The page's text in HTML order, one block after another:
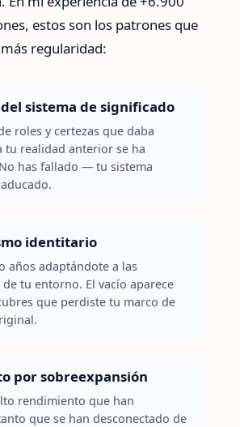
estos son los patrones que
regularidad:
del sistema de significado
roles y certezas que daba
tu realidad anterior se ha
has fallado — tu sistema
identitario
años adaptándote a las
tu entorno. El vacío aparece
que perdiste tu marco de
por sobreexpansión
rendimiento que han
que se han desconectado de